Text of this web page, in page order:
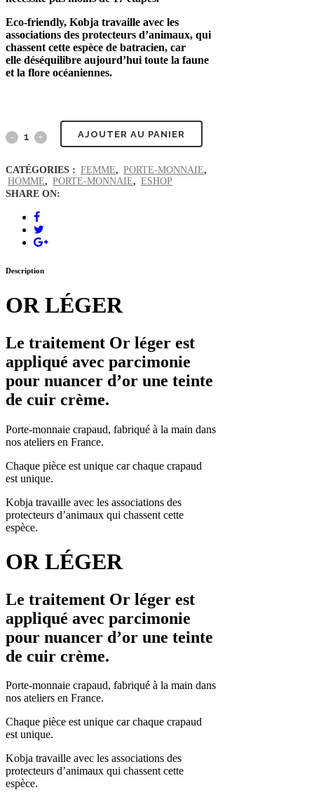
Eco-friendly, Kobja travaille avec les
associations des protecteurs d’animaux, qui
chassent cette espèce de batracien, car
elle déséquilibre aujourd’hui toute la faune
et la flore océaniennes.
AJOUTER AU PANIER
CATÉGORIES : FEMME, PORTE-MONNAIE,
HOMME, PORTE-MONNAIE, ESHOP
SHARE ON:
Description
OR LÉGER
Le traitement Or léger est
appliqué avec parcimonie
pour nuancer d’or une teinte
de cuir crème.
Porte-monnaie crapaud, fabriqué à la main dans
nos ateliers en France.
Chaque pièce est unique car chaque crapaud
est unique.
Kobja travaille avec les associations des
protecteurs d’animaux qui chassent cette
espèce.
OR LÉGER
Le traitement Or léger est
appliqué avec parcimonie
pour nuancer d’or une teinte
de cuir crème.
Porte-monnaie crapaud, fabriqué à la main dans
nos ateliers en France.
Chaque pièce est unique car chaque crapaud
est unique.
Kobja travaille avec les associations des
protecteurs d’animaux qui chassent cette
espèce.